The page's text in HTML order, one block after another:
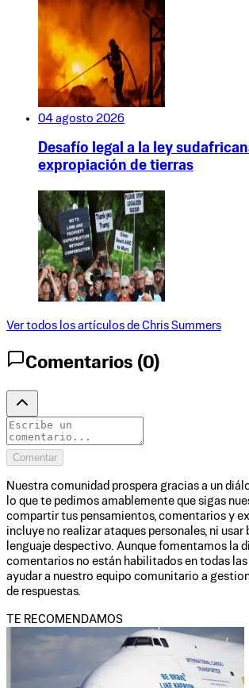
04 agosto 2026
Desafío legal a la ley
expropiación de tierras
Ver todos los artículos de Chris Summers
Comentarios (0)
Comentar
Nuestra comunidad prospera gracias a un
lo que te pedimos amablemente que sigas
compartir tus pensamientos, comentarios y
incluye no realizar ataques personales, ni usar
lenguaje despectivo. Aunque fomentamos la
comentarios no están habilitados en todas las
ayudar a nuestro equipo comunitario a
de respuestas.
TE RECOMENDAMOS